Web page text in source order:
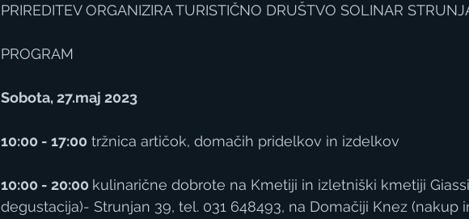
PRIREDITEV ORGANIZIRA TURISTIČNO DRUŠTVO SOLINAR
PROGRAM
Sobota, 27.maj 2023
10:00 - 17:00 tržnica artičok, domačih pridelkov in izdelkov
10:00 - 20:00 kulinarične dobrote na Kmetiji in izletniški kmetiji
degustacija)- Strunjan 39, tel. 031 648493, na Domačiji Knez (nakup